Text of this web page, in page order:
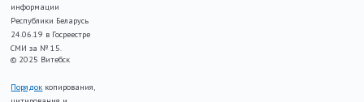
информации
Республики Беларусь
24.06.19 в Госреестре
СМИ за № 15.
© 2025 Витебск
Порядок копирования,